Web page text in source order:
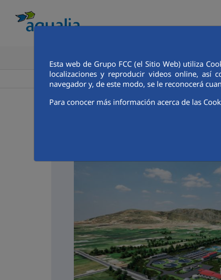
Esta web de Grupo FCC (el Sitio Web) utiliza
localizaciones y reproducir videos online, así
navegador y, de este modo, se le reconocerá
Para conocer más información acerca de las
Aqualia ES > Puente Villarente >Noticias